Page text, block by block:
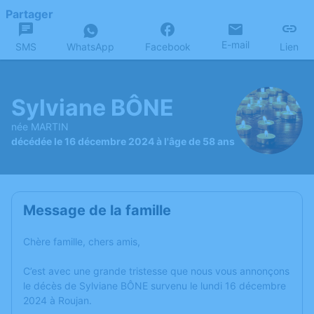
Partager
SMS WhatsApp Facebook E-mail Lien
Sylviane BÔNE
née MARTIN
décédée le 16 décembre 2024 à l'âge de 58 ans
Message de la famille
Chère famille, chers amis,
C’est avec une grande tristesse que nous vous annonçons
le décès de Sylviane BÔNE survenu le lundi 16 décembre
2024 à Roujan.